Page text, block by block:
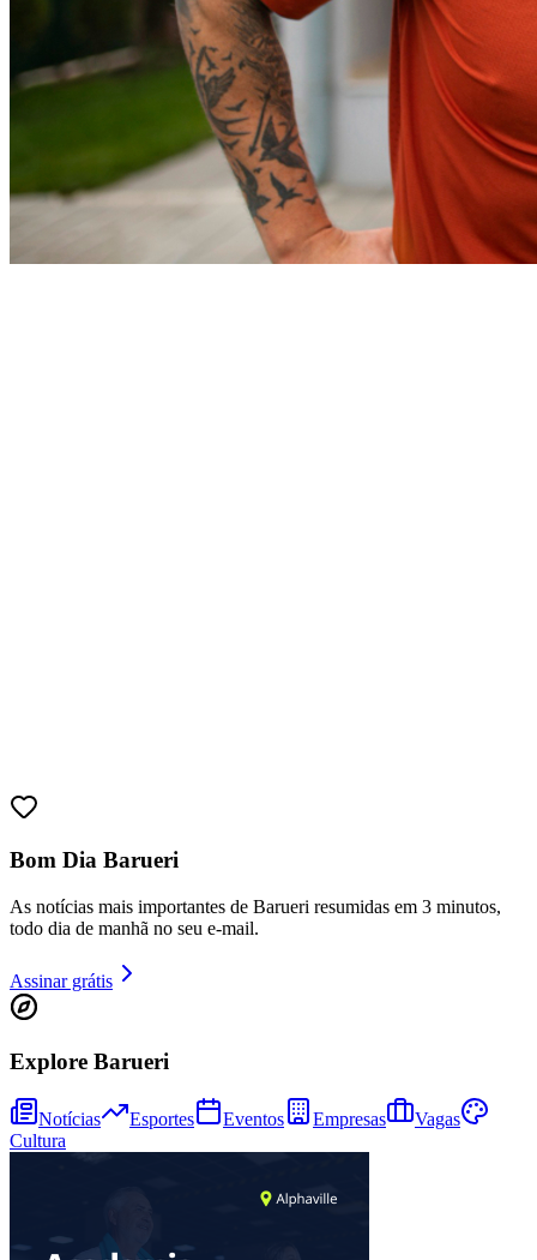
Bragantino
Bom Dia Barueri
As notícias mais importantes de Barueri resumidas em 3 minutos,
todo dia de manhã no seu e-mail.
Assinar grátis
Explore Barueri
Notícias Esportes Eventos Empresas
Vagas
Cultura